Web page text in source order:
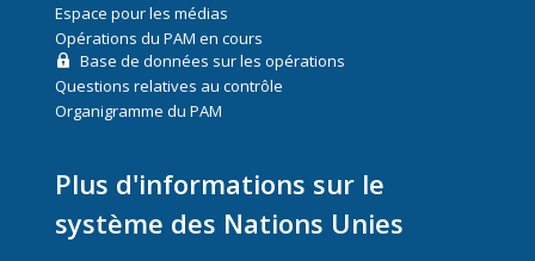
Espace pour les médias
Opérations du PAM en cours
Base de données sur les opérations
Questions relatives au contrôle
Organigramme du PAM
Plus d'informations sur le
système des Nations Unies